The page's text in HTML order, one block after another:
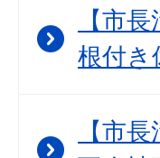
【市
根付き
【市